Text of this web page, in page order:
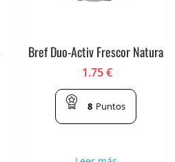
Bref Duo-Activ Frescor Natura
1.75€
8 Puntos